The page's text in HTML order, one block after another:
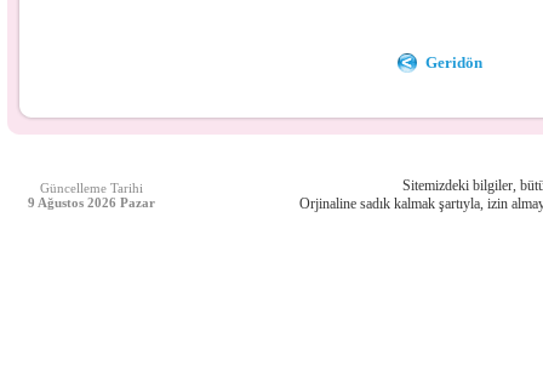
Geridön
Güncelleme Tarihi
9 Ağustos 2026 Pazar
Sitemizdeki bilgiler,
Orjinaline sadık kalmak şartıyla, izin